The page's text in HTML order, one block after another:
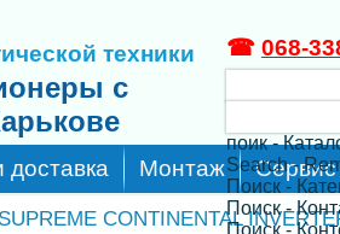
техники
с
поик -
Search -
Поиск -
Поиск -
Поиск -
☎ 068-
доставка Монтаж Сервис
SUPREME CONTINENTAL